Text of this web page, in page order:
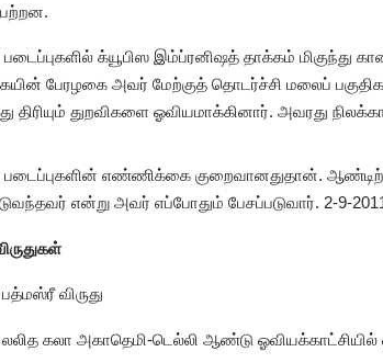
க்யூபிஸ இம்ப்ரனிஷத் தாக்கம் மிகுந்து
பேரழகை அவர் மேற்குத் தொடர்ச்சி மலைப்
திரியும் துறவிகளை ஓவியமாக்கினார். அவரது
படைப்புகளின் எண்ணிக்கை குறைவானதுதான்.
என்று அவர் எப்போதும் பேசப்படுவார். 2-9-
விருது
லலித கலா அகாதெமி-டெல்லி ஆண்டு ஓவியக்காட்சியில்